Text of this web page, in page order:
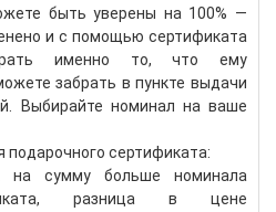
быть уверены на 100% —
и с помощью сертификата
именно то, что ему
забрать в пункте выдачи
Выбирайте номинал на ваше
подарочного сертификата:
на сумму больше номинала
разница в цене